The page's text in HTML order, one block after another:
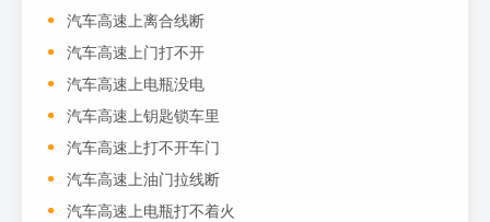
汽车高速上离合线断
汽车高速上门打不开
汽车高速上电瓶没电
汽车高速上钥匙锁车里
汽车高速上打不开车门
汽车高速上油门拉线断
汽车高速上电瓶打不着火